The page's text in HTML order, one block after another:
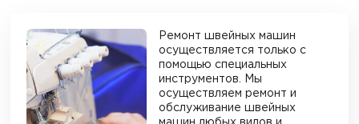
Ремонт швейных машин
осуществляется только с
помощью специальных
инструментов. Мы
осуществляем ремонт и
обслуживание швейных